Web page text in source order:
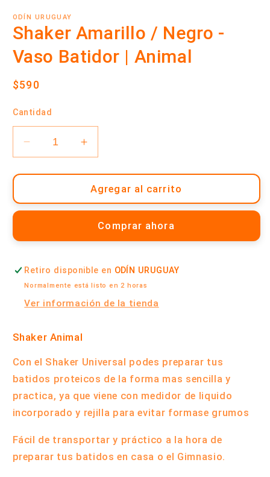
multimedia
1
en
ventana
modal
ODÍN URUGUAY
Shaker Amarillo / Negro -
Vaso Batidor | Animal
Precio
$590
Cantidad
Reducir
cantidad
para
Amarillo
-
Batidor
|
Animal
Aumentar
cantidad
para
Shaker
Amarillo
Negro
-
Batidor
|
Animal
Agregar al carrito
Comprar ahora
Retiro disponible en ODÍN URUGUAY
Normalmente está listo en 2 horas
Ver información de la tienda
Shaker Animal
Con el Shaker Universal podes preparar tus
batidos proteicos de la forma mas sencilla y
practica, ya que viene con medidor de liquido
incorporado y rejilla para evitar formase grumos
Fácil de transportar y práctico a la hora de
preparar tus batidos en casa o el Gimnasio.